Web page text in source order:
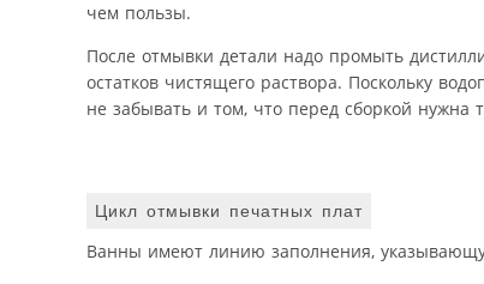
чем пользы.
После отмывки детали надо промыть
остатков чистящего раствора. Поскольку
не забывать и том, что перед сборкой нужна
Цикл отмывки печатных плат
Ванны имеют линию заполнения,